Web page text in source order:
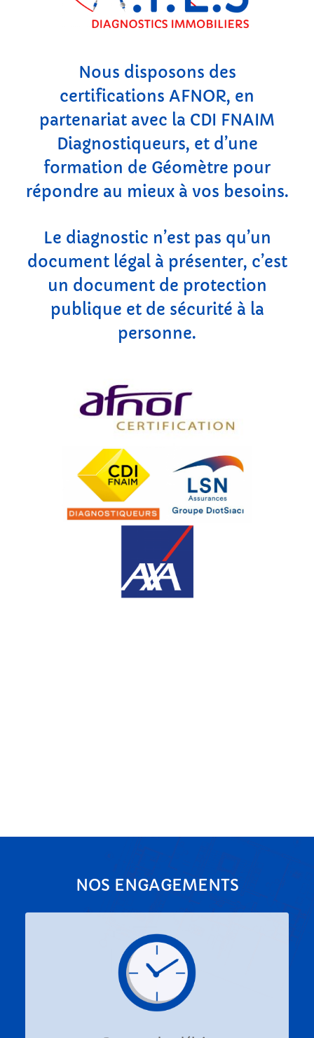
Nous disposons des
certifications AFNOR, en
partenariat avec la CDI FNAIM
Diagnostiqueurs, et d’une
formation de Géomètre pour
répondre au mieux à vos besoins.
Le diagnostic n’est pas qu’un
document légal à présenter, c’est
un document de protection
publique et de sécurité à la
personne.
NOS ENGAGEMENTS